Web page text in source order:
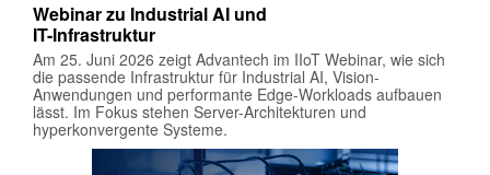
Webinar zu Industrial AI und
IT-Infrastruktur
Am 25. Juni 2026 zeigt Advantech im IIoT Webinar, wie sich
die passende Infrastruktur für Industrial AI, Vision-
Anwendungen und performante Edge-Workloads aufbauen
lässt. Im Fokus stehen Server-Architekturen und
hyperkonvergente Systeme.